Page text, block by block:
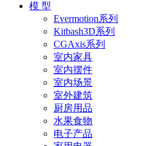
模 型
Evermotion系列
Kitbash3D系列
CGAxis系列
室内家具
室内摆件
室内场景
室外建筑
厨房用品
水果食物
电子产品